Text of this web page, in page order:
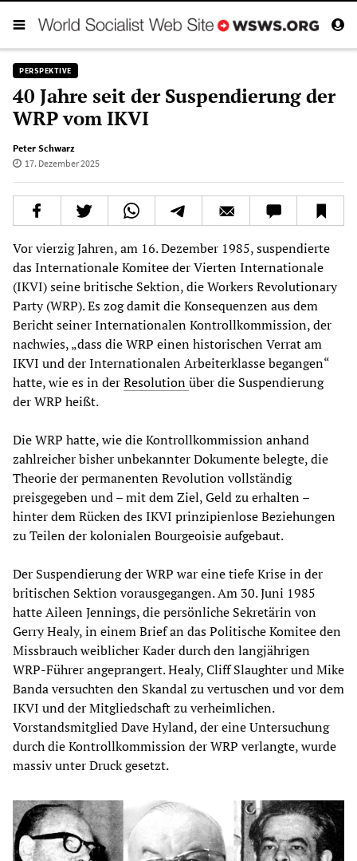
PERSPEKTIVE
40 Jahre seit der Suspendierung der
WRP vom IKVI
Peter Schwarz
17. Dezember 2025
Vor vierzig Jahren, am 16. Dezember 1985, suspendierte
das Internationale Komitee der Vierten Internationale
(IKVI) seine britische Sektion, die Workers Revolutionary
Party (WRP). Es zog damit die Konsequenzen aus dem
Bericht seiner Internationalen Kontrollkommission, der
nachwies, „dass die WRP einen historischen Verrat am
IKVI und der Internationalen Arbeiterklasse begangen“
hatte, wie es in derResolutionüber die Suspendierung
der WRP heißt.
Die WRP hatte, wie die Kontrollkommission anhand
zahlreicher bisher unbekannter Dokumente belegte, die
Theorie der permanenten Revolution vollständig
preisgegeben und – mit dem Ziel, Geld zu erhalten –
hinter dem Rücken des IKVI prinzipienlose Beziehungen
zu Teilen der kolonialen Bourgeoisie aufgebaut.
Der Suspendierung der WRP war eine tiefe Krise in der
britischen Sektion vorausgegangen. Am 30. Juni 1985
hatte Aileen Jennings, die persönliche Sekretärin von
Gerry Healy, in einem Brief an das Politische Komitee den
Missbrauch weiblicher Kader durch den langjährigen
WRP-Führer angeprangert. Healy, Cliff Slaughter und Mike
Banda versuchten den Skandal zu vertuschen und vor dem
IKVI und der Mitgliedschaft zu verheimlichen.
Vorstandsmitglied Dave Hyland, der eine Untersuchung
durch die Kontrollkommission der WRP verlangte, wurde
massiv unter Druck gesetzt.